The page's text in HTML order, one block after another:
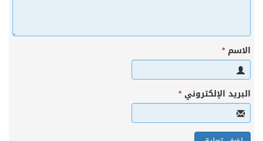
الاسم*
البريد الإلكتروني*